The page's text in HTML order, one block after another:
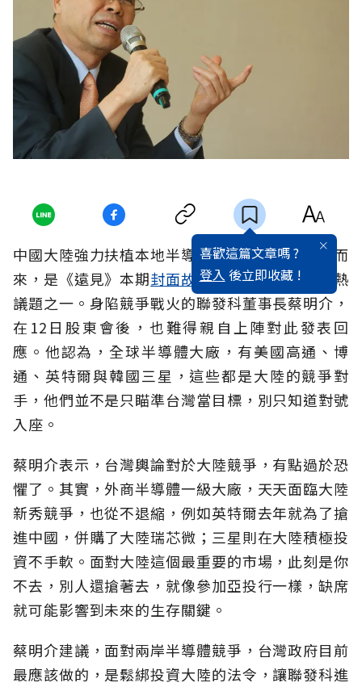
喜歡這篇文章嗎 ?
登入 後立即收藏 !
中國大陸強力扶植本地半導體業，瞄準台灣對手而
來，是《遠見》本期封面故事主題，也是國內最熱
議題之一。身陷競爭戰火的聯發科董事長蔡明介，
在12日股東會後，也難得親自上陣對此發表回
應。他認為，全球半導體大廠，有美國高通、博
通、英特爾與韓國三星，這些都是大陸的競爭對
手，他們並不是只瞄準台灣當目標，別只知道對號
入座。
蔡明介表示，台灣輿論對於大陸競爭，有點過於恐
懼了。其實，外商半導體一級大廠，天天面臨大陸
新秀競爭，也從不退縮，例如英特爾去年就為了搶
進中國，併購了大陸瑞芯微；三星則在大陸積極投
資不手軟。面對大陸這個最重要的市場，此刻是你
不去，別人還搶著去，就像參加亞投行一樣，缺席
就可能影響到未來的生存關鍵。
蔡明介建議，面對兩岸半導體競爭，台灣政府目前
最應該做的，是鬆綁投資大陸的法令，讓聯發科進